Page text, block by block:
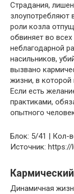
Страдания,
злоупотребляют
роли козла
обвиняет во
неблагодарной
насильников,
вызвано
жизни, в которой
Если есть
практиками,
опытного
Блок: 5/41 | Кол-
Источник:
Динамичная